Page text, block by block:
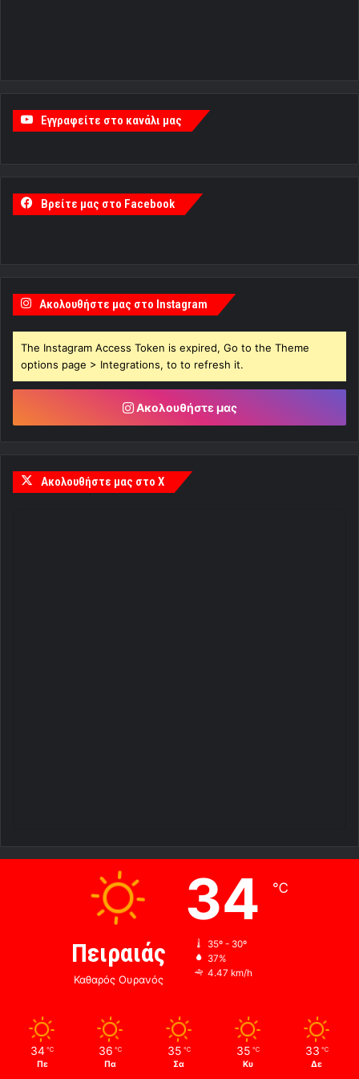
Εγγραφείτε στο κανάλι μας
Βρείτε μας στο Facebook
Ακολουθήστε μας στο Instagram
The Instagram Access Token is expired, Go to the Theme
options page > Integrations, to to refresh it.
Ακολουθήστε μας
Ακολουθήστε μας στο X
Πειραιάς
Καθαρός Ουρανός
34 ℃
35º - 30º
37%
4.47 km/h
34 ℃
Πε
36 ℃
Πα
35 ℃
Σα
35 ℃
Κυ
33 ℃
Δε